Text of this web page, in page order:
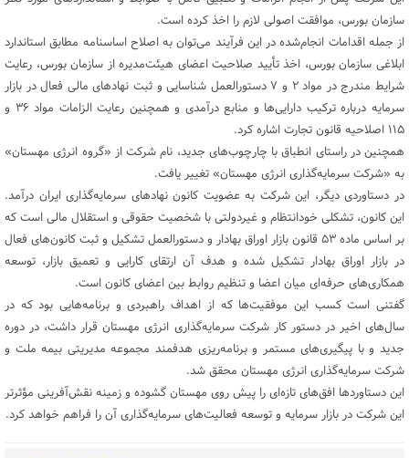
سازمان بورس، موافقت اصولی لازم را اخذ کرده است.
از جمله اقدامات انجام‌شده در این فرآیند می‌توان به اصلاح اساسنامه مطابق استاندارد
ابلاغی سازمان بورس، اخذ تأیید صلاحیت اعضای هیئت‌مدیره از سازمان بورس، رعایت
شرایط مندرج در مواد ۲ و ۷ دستورالعمل شناسایی و ثبت نهادهای مالی فعال در بازار
سرمایه درباره ترکیب دارایی‌ها و منابع درآمدی و همچنین رعایت الزامات مواد ۳۶ و
۱۱۵ اصلاحیه قانون تجارت اشاره کرد.
همچنین در راستای انطباق با چارچوب‌های جدید، نام شرکت از «گروه انرژی مهستان»
به «شرکت سرمایه‌گذاری انرژی مهستان» تغییر یافت.
در دستاوردی دیگر، این شرکت به عضویت کانون نهادهای سرمایه‌گذاری ایران درآمد.
این کانون، تشکلی خودانتظام و غیردولتی با شخصیت حقوقی و استقلال مالی است که
بر اساس ماده ۵۳ قانون بازار اوراق بهادار و دستورالعمل تشکیل و ثبت کانون‌های فعال
در بازار اوراق بهادار تشکیل شده و هدف آن ارتقای کارایی و تعمیق بازار، توسعه
همکاری‌های حرفه‌ای میان اعضا و تنظیم روابط بین اعضای کانون است.
گفتنی است کسب این موفقیت‌ها که از اهداف راهبردی و برنامه‌هایی بود که در
سال‌های اخیر در دستور کار شرکت سرمایه‌گذاری انرژی مهستان قرار داشت، در دوره
جدید و با پیگیری‌های مستمر و برنامه‌ریزی هدفمند مجموعه مدیریتی بیمه ملت و
شرکت سرمایه‌گذاری انرژی مهستان محقق شد.
این دستاوردها افق‌های تازه‌ای را پیش روی مهستان گشوده و زمینه نقش‌آفرینی مؤثرتر
این شرکت در بازار سرمایه و توسعه فعالیت‌های سرمایه‌گذاری آن را فراهم خواهد کرد.